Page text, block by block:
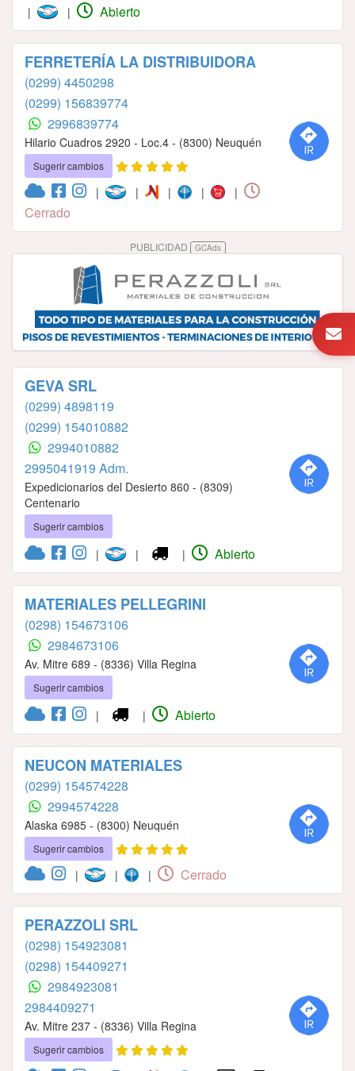
| | Abierto
FERRETERÍA LA DISTRIBUIDORA
(0299) 4450298
(0299) 156839774
2996839774
Hilario Cuadros 2920 - Loc.4 - (8300) Neuquén
Sugerir cambios
| | | | |
Cerrado
PUBLICIDAD GCAds
GEVA SRL
(0299) 4898119
(0299) 154010882
2994010882
2995041919 Adm.
Expedicionarios del Desierto 860 - (8309)
Centenario
Sugerir cambios
| | | Abierto
MATERIALES PELLEGRINI
(0298) 154673106
2984673106
Av. Mitre 689 - (8336) Villa Regina
Sugerir cambios
| | Abierto
NEUCON MATERIALES
(0299) 154574228
2994574228
Alaska 6985 - (8300) Neuquén
Sugerir cambios
| | | Cerrado
PERAZZOLI SRL
(0298) 154923081
(0298) 154409271
2984923081
2984409271
Av. Mitre 237 - (8336) Villa Regina
Sugerir cambios